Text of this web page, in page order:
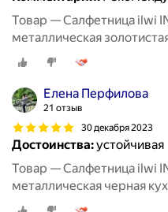
Товар — Салфетница ilwi
металлическая
держатель для бумажных
Елена Перфилова
21 отзыв
30 декабря 2023
Достоинства:устойчивая
Товар — Салфетница ilwi
металлическая черная
держатель для бумажных